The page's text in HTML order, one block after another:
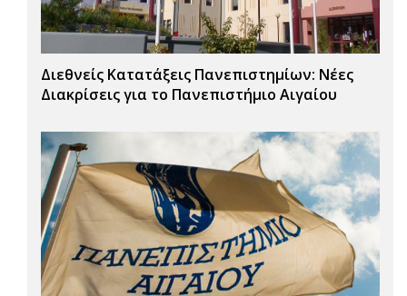
Διεθνείς Κατατάξεις Πανεπιστημίων: Νέες
Διακρίσεις για το Πανεπιστήμιο Αιγαίου